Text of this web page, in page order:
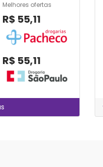
Melhores ofertas
R$ 55,11
R$ 55,11